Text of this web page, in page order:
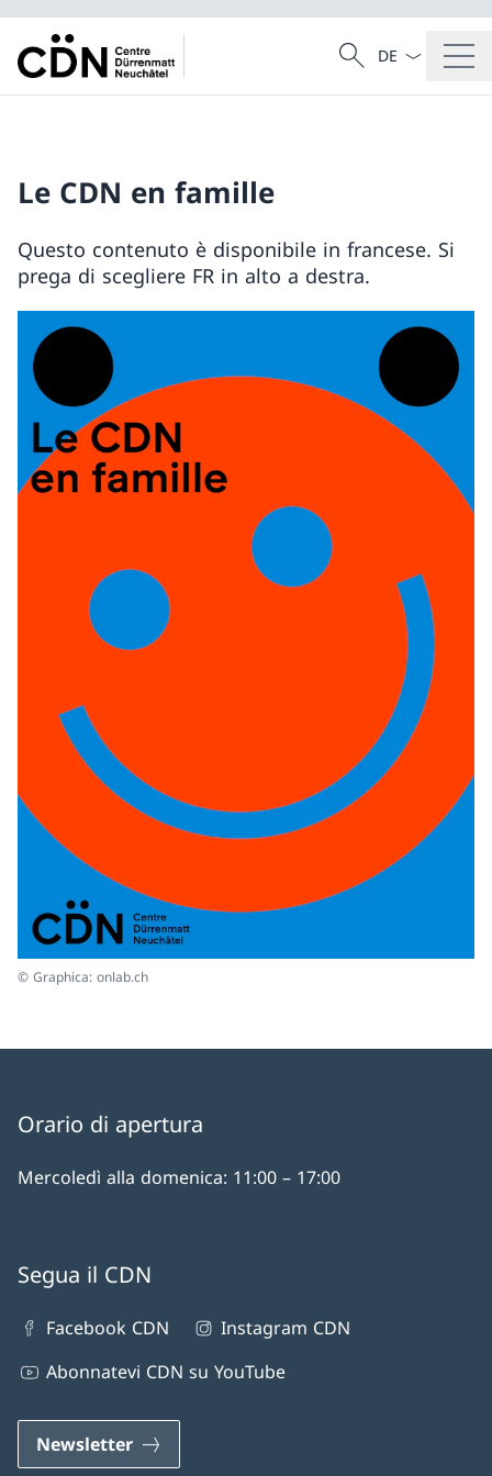
Cercare
Ricerca
Dal menu a
Le CDN en famille
Questo contenuto è disponibile in francese. Si
prega di scegliere FR in alto a destra.
© Graphica: onlab.ch
Orario di apertura
Mercoledì alla domenica: 11:00 – 17:00
Segua il CDN
Facebook CDN
Instagram CDN
Abonnatevi CDN su YouTube
Newsletter